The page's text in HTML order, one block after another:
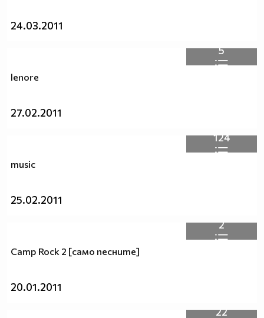
24.03.2011
5
lenore
27.02.2011
124
music
25.02.2011
2
Camp Rock 2 [само песните]
20.01.2011
22